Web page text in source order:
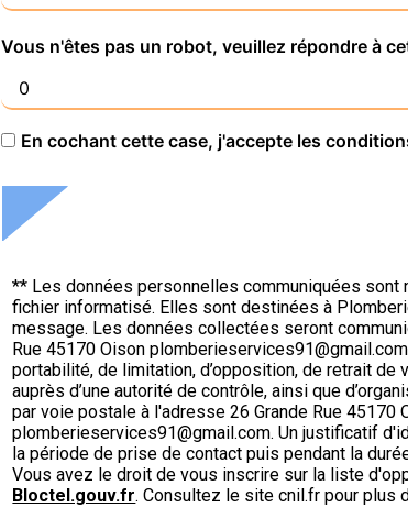
Vous n'êtes pas un robot, veuillez répondre à
En cochant cette case, j'accepte les
** Les données personnelles communiquées
fichier informatisé. Elles sont destinées à
message. Les données collectées seront
Rue 45170 Oison
portabilité, de limitation, d’opposition, de retrait de
auprès d’une autorité de contrôle, ainsi que
par voie postale à l'adresse 26 Grande Rue
plomberieservices91@gmail.com. Un justificatif
la période de prise de contact puis pendant la
Vous avez le droit de vous inscrire sur la liste
Bloctel.gouv.fr. Consultez le site cnil.fr pour plus